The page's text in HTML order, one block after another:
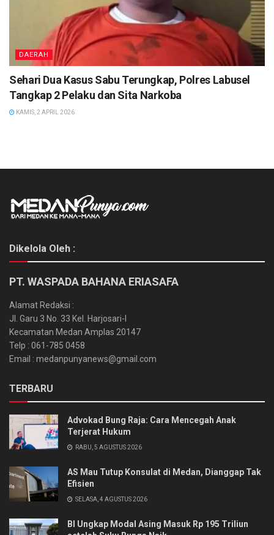
DAERAH
Sehari Dua Kasus Sabu Terungkap, Polres Labusel
Tangkap 2 Pelaku dan Sita Narkoba
KAMIS, 2 APRIL 2026
Dikelola Oleh :
PT. WASPADA BAHANA ERIASAFA
Alamat Redaksi :
Jl. Garu 3 No. 33 Kel. Harjosari-I
Kecamatan Medan Amplas 20147
Telp : 061-785 0458
Email : medanpunyanews@gmail.com
TERBARU
Advokad Bung Raja: Cara Mencegah Anak
Terjerat Hukum
RABU, 5 AGUSTUS 2026
AS Mau Tutup Konsulat di Medan, Dianggap Tak
Efisien
SELASA, 4 AGUSTUS 2026
BI Ungkap Modal Asing Masuk Rp 195 Triliun